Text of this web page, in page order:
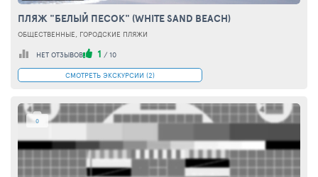
ПЛЯЖ "БЕЛЫЙ ПЕСОК" (WHITE SAND BEACH)
ОБЩЕСТВЕННЫЕ, ГОРОДСКИЕ ПЛЯЖИ
НЕТ ОТЗЫВОВ 1 / 10
СМОТРЕТЬ ЭКСКУРСИИ (2)
0